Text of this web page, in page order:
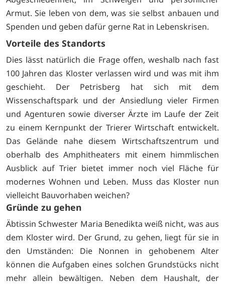
Armut. Sie leben von dem, was sie selbst anbauen und
Spenden und geben dafür gerne Rat in Lebenskrisen.
Vorteile des Standorts
Dies lässt natürlich die Frage offen, weshalb nach fast
100 Jahren das Kloster verlassen wird und was mit ihm
geschieht. Der Petrisberg hat sich mit dem
Wissenschaftspark und der Ansiedlung vieler Firmen
und Agenturen sowie diverser Ärzte im Laufe der Zeit
zu einem Kernpunkt der Trierer Wirtschaft entwickelt.
Das Gelände nahe diesem Wirtschaftszentrum und
oberhalb des Amphitheaters mit einem himmlischen
Ausblick auf Trier bietet immer noch viel Fläche für
modernes Wohnen und Leben. Muss das Kloster nun
vielleicht Bauvorhaben weichen?
Gründe zu gehen
Äbtissin Schwester Maria Benedikta weiß nicht, was aus
dem Kloster wird. Der Grund, zu gehen, liegt für sie in
den Umständen: Die Nonnen in gehobenem Alter
können die Aufgaben eines solchen Grundstücks nicht
mehr allein bewältigen. Neben dem Haushalt, der